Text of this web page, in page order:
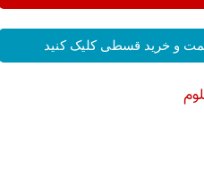
و خرید قسطی کلیک کنید